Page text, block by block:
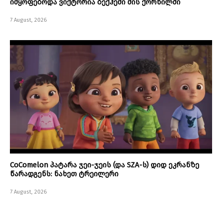
იმყოფებოდა ვიქტორია ბექჰემი მის ქორწილში
7 August, 2026
CoComelon პატარა ჯეი-ჯეის (და SZA-ს) დიდ ეკრანზე
წარადგენს: ნახეთ ტრეილერი
7 August, 2026